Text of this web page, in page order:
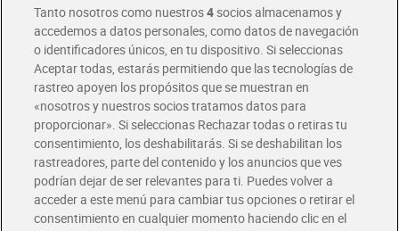
Envío gratis por compras superiores a 100€
Envío estandar por 4,99€
Glovo y Uber Eats
Solicita tu factura de Glovo o Uber Eats
Únete al CLUB Dia
Disfruta las ventajas y ofertas exclusivas.
Descárgate la APP Dia
Tanto nosotros como nuestros4socios almacenamos y
accedemos a datos personales, como datos de navegación
o identificadores únicos, en tu dispositivo. Si seleccionas
Aceptar todas, estarás permitiendo que las tecnologías de
rastreo apoyen los propósitos que se muestran en
«nosotros y nuestros socios tratamos datos para
proporcionar». Si seleccionas Rechazar todas o retiras tu
consentimiento, los deshabilitarás. Si se deshabilitan los
rastreadores, parte del contenido y los anuncios que ves
podrían dejar de ser relevantes para ti. Puedes volver a
acceder a este menú para cambiar tus opciones o retirar el
consentimiento en cualquier momento haciendo clic en el